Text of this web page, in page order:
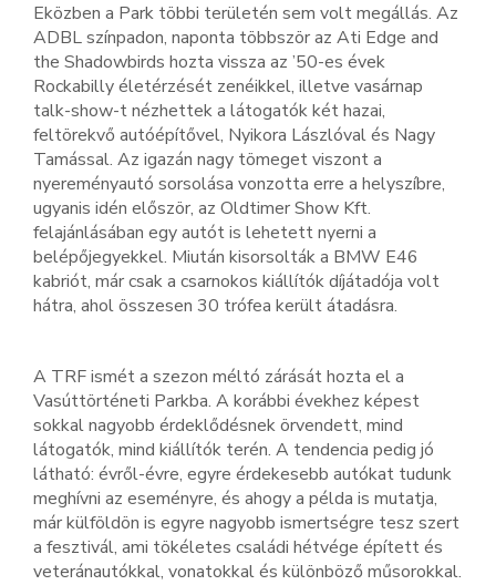
Eközben a Park többi területén sem volt megállás. Az
ADBL színpadon, naponta többször az Ati Edge and
the Shadowbirds hozta vissza az ’50-es évek
Rockabilly életérzését zenéikkel, illetve vasárnap
talk-show-t nézhettek a látogatók két hazai,
feltörekvő autóépítővel, Nyikora Lászlóval és Nagy
Tamással. Az igazán nagy tömeget viszont a
nyereményautó sorsolása vonzotta erre a helyszíbre,
ugyanis idén először, az Oldtimer Show Kft.
felajánlásában egy autót is lehetett nyerni a
belépőjegyekkel. Miután kisorsolták a BMW E46
kabriót, már csak a csarnokos kiállítók díjátadója volt
hátra, ahol összesen 30 trófea került átadásra.
A TRF ismét a szezon méltó zárását hozta el a
Vasúttörténeti Parkba. A korábbi évekhez képest
sokkal nagyobb érdeklődésnek örvendett, mind
látogatók, mind kiállítók terén. A tendencia pedig jó
látható: évről-évre, egyre érdekesebb autókat tudunk
meghívni az eseményre, és ahogy a példa is mutatja,
már külföldön is egyre nagyobb ismertségre tesz szert
a fesztivál, ami tökéletes családi hétvége épített és
veteránautókkal, vonatokkal és különböző műsorokkal.